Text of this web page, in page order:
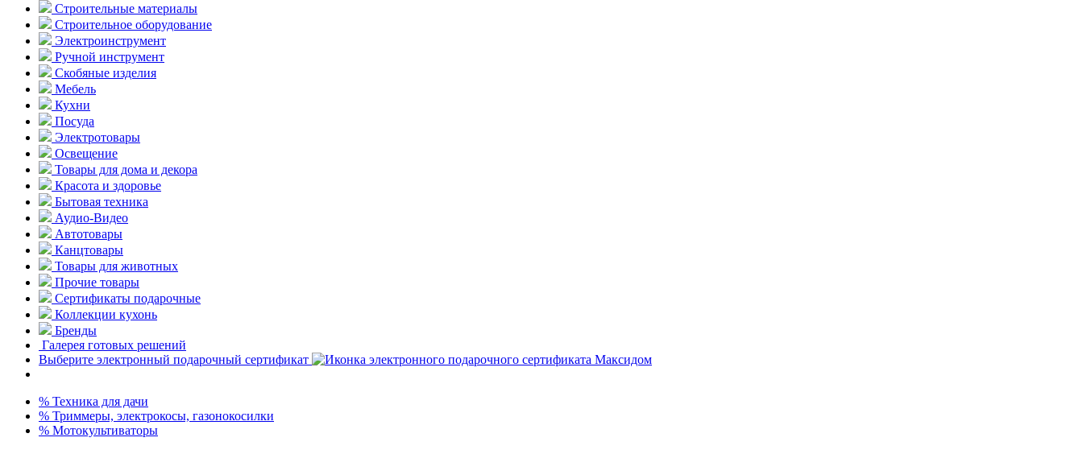
Строительные материалы
Строительное оборудование
Электроинструмент
Ручной инструмент
Скобяные изделия
Мебель
Кухни
Посуда
Электротовары
Освещение
Товары для дома и декора
Красота и здоровье
Бытовая техника
Аудио-Видео
Автотовары
Канцтовары
Товары для животных
Прочие товары
Сертификаты подарочные
Коллекции кухонь
Бренды
Галерея готовых решений
Выберите электронный подарочный сертификат
% Техника для дачи
% Триммеры, электрокосы, газонокосилки
% Мотокультиваторы